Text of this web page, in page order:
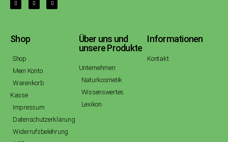
Shop
Shop
Mein Konto
Warenkorb
Kasse
Impressum
Datenschutzerklärung
Widerrufsbelehrung
Über uns und
unsere Produkte
Unternehmen
Naturkosmetik
Wissenswertes
Lexikon
Informationen
Kontakt